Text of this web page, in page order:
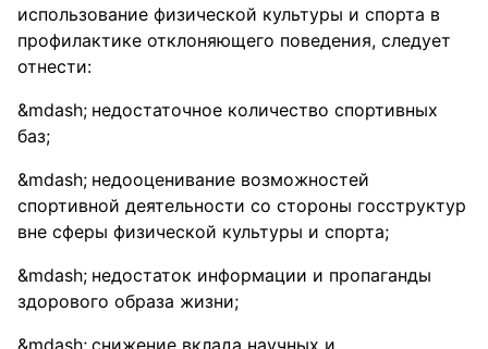
использование физической культуры и спорта в
профилактике отклоняющего поведения, следует
отнести:
недостаточное количество спортивных
баз;
недооценивание возможностей
спортивной деятельности со стороны госструктур
вне сферы физической культуры и спорта;
недостаток информации и пропаганды
здорового образа жизни;
снижение вклада научных и